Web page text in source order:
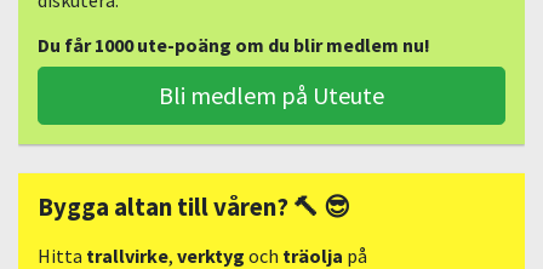
Du får 1000 ute-poäng om du blir medlem nu!
Bli medlem på Uteute
Bygga altan till våren? 🔨 😎
Hitta trallvirke, verktyg och träolja på